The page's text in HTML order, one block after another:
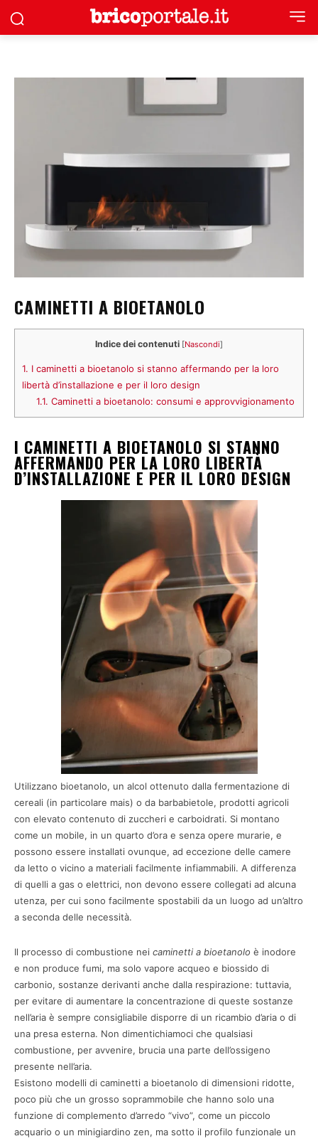
CAMINETTI A BIOETANOLO
Indice dei contenuti [Nascondi]
1. I caminetti a bioetanolo si stanno affermando per la loro
libertà d’installazione e per il loro design
1.1. Caminetti a bioetanolo: consumi e approvvigionamento
I CAMINETTI A BIOETANOLO SI STANNO
AFFERMANDO PER LA LORO LIBERTÀ
D’INSTALLAZIONE E PER IL LORO DESIGN
Utilizzano bioetanolo, un alcol ottenuto dalla fermentazione di
cereali (in particolare mais) o da barbabietole, prodotti agricoli
con elevato contenuto di zuccheri e carboidrati. Si montano
come un mobile, in un quarto d’ora e senza opere murarie, e
possono essere installati ovunque, ad eccezione delle camere
da letto o vicino a materiali facilmente infiammabili. A differenza
di quelli a gas o elettrici, non devono essere collegati ad alcuna
utenza, per cui sono facilmente spostabili da un luogo ad un’altro
a seconda delle necessità.
Il processo di combustione nei caminetti a bioetanolo è inodore
e non produce fumi, ma solo vapore acqueo e biossido di
carbonio, sostanze derivanti anche dalla respirazione: tuttavia,
per evitare di aumentare la concentrazione di queste sostanze
nell’aria è sempre consigliabile disporre di un ricambio d’aria o di
una presa esterna. Non dimentichiamoci che qualsiasi
combustione, per avvenire, brucia una parte dell’ossigeno
presente nell’aria.
Esistono modelli di caminetti a bioetanolo di dimensioni ridotte,
poco più che un grosso soprammobile che hanno solo una
funzione di complemento d’arredo “vivo”, come un piccolo
acquario o un minigiardino zen, ma sotto il profilo funzionale un